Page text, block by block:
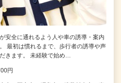
安全に通れるよう人や車の誘導・案内
最初は慣れるまで、歩行者の誘導や声
きます。 未経験で始め…
円